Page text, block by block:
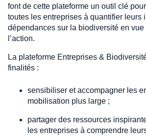
font de cette plateforme un outil clé
toutes les entreprises à quantifier leurs
dépendances sur la biodiversité en vue
l’action.
La plateforme Entreprises &
finalités :
sensibiliser et accompagner les
mobilisation plus large ;
partager des ressources
les entreprises à comprendre